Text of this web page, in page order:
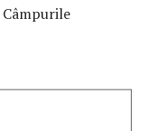
Câmpurile